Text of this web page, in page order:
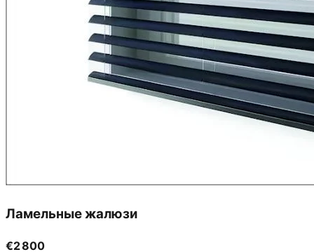
Ламельные жалюзи
€2 800